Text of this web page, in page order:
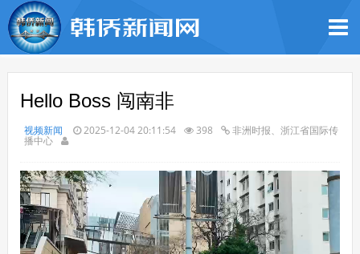
Hello Boss 闯南非
视频新闻 2025-12-04 20:11:54 398 非洲时报、浙江省国际传
播中心